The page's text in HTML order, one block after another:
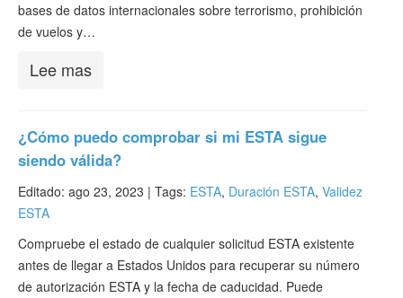
bases de datos internacionales sobre terrorismo, prohibición
de vuelos y…
Lee mas
¿Cómo puedo comprobar si mi ESTA sigue
siendo válida?
Editado: ago 23, 2023 | Tags: ESTA, Duración ESTA, Validez
ESTA
Compruebe el estado de cualquier solicitud ESTA existente
antes de llegar a Estados Unidos para recuperar su número
de autorización ESTA y la fecha de caducidad. Puede